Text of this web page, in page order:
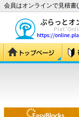
会員はオンラインで見積書(